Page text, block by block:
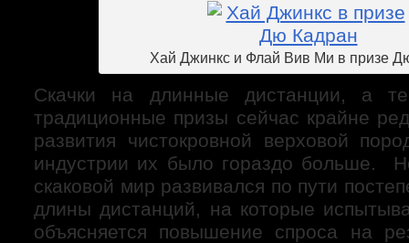
Хай Джинкс и Флай Вив Ми в призе
Скачки на длинные дистанции, а
традиционные призы сейчас крайне
развития чистокровной верховой
индустрии их было гораздо больше.
скаковой мир развивался по пути
длины дистанций, на которые
объясняется повышение спроса на